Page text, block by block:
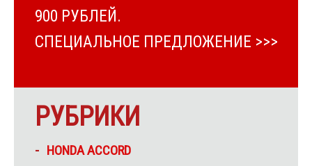
900 РУБЛЕЙ.
СПЕЦИАЛЬНОЕ ПРЕДЛОЖЕНИЕ >>>
РУБРИКИ
HONDA ACCORD